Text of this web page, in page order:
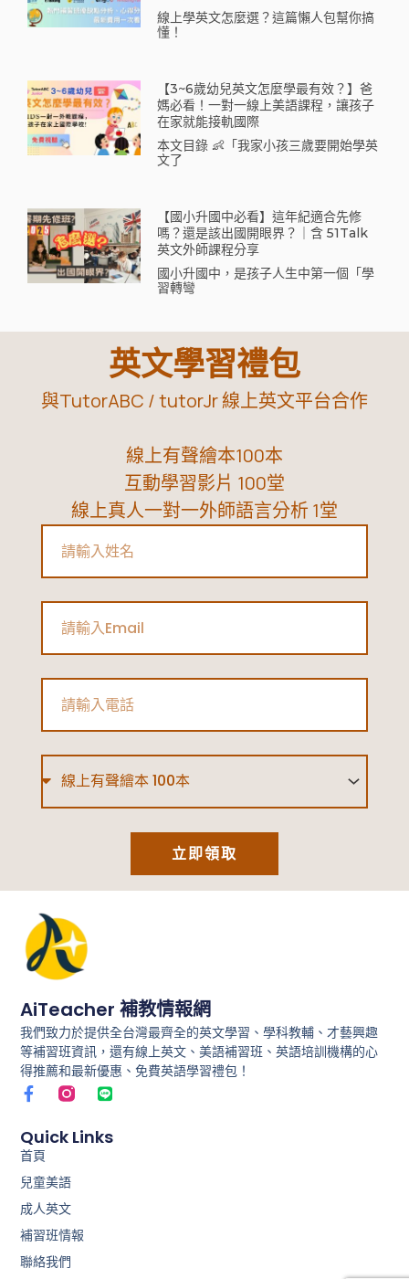
線上學英文怎麼選？這篇懶人包幫你搞
懂！
【3~6歲幼兒英文怎麼學最有效？】爸
媽必看！一對一線上美語課程，讓孩子
在家就能接軌國際
本文目錄 👶「我家小孩三歲要開始學英
文了
【國小升國中必看】這年紀適合先修
嗎？還是該出國開眼界？｜含 51Talk
英文外師課程分享
國小升國中，是孩子人生中第一個「學
習轉彎
英文學習禮包
與TutorABC / tutorJr 線上英文平台合作
線上有聲繪本100本
互動學習影片 100堂
線上真人一對一外師語言分析 1堂
立即領取
AiTeacher 補教情報網
我們致力於提供全台灣最齊全的英文學習、學科教輔、才藝興趣
等補習班資訊，還有線上英文、美語補習班、英語培訓機構的心
得推薦和最新優惠、免費英語學習禮包！
F
a
e
b
o
o
k
-
f
L
i
e
Quick Links
首頁
兒童美語
成人英文
補習班情報
聯絡我們